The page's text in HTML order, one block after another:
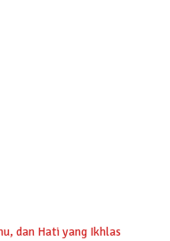
dan Hati yang Ikhlas